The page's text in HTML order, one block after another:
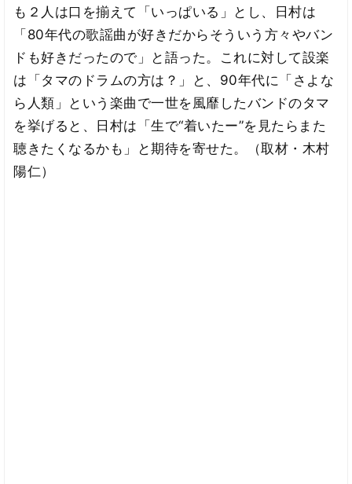
も２人は口を揃えて「いっぱいる」とし、日村は
「80年代の歌謡曲が好きだからそういう方々やバン
ドも好きだったので」と語った。これに対して設楽
は「タマのドラムの方は？」と、90年代に「さよな
ら人類」という楽曲で一世を風靡したバンドのタマ
を挙げると、日村は「生で“着いたー”を見たらまた
聴きたくなるかも」と期待を寄せた。（取材・木村
陽仁）